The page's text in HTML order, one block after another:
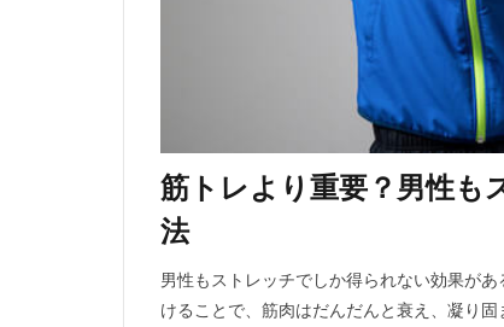
筋トレより重要？男性も
法
男性もストレッチでしか得られない効果が
けることで、筋肉はだんだんと衰え、凝り